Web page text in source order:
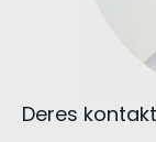
Deres